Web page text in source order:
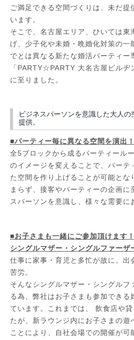
ご満足できる空間づくりは、未だ提
います。
そこで、名古屋エリア、ひいては東
げ、少子化や未婚・晩婚化対策の一
でとは異なる新たな婚活パーティー
「PARTY☆PARTY 大名古屋ビルヂ
に至りました。
ビジネスパーソンを意識した大人
提供。
■パーティー毎に異なる空間を演出！
全5ブロックから成るパーティール
のイメージを変えることで、パーテ
た空間を作り上げることが可能とな
まらず、接客やパーティーの企画に
スパーソンを意識し、様々な需要に
■お子さまも一緒にご参加頂けます！
シングルマザー・シングルファーザ
仕事に家事・育児と多忙が故に、出
苦労。
そんなシングルマザー・シングルフ
る為、弊社はお子さまも参加できる
ています。これまでは、 飲食店や
たが、新ラウンジ内にお子さまの遊
ことにより、自社会場での開催が可